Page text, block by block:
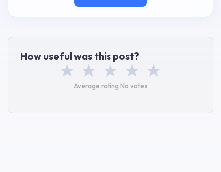
How useful was this post?
Average rating No votes